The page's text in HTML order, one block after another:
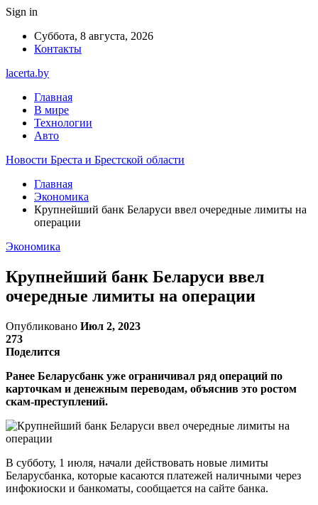
Sign in
Суббота, 8 августа, 2026
Контакты
lacerta.by
Главная
В мире
Технологии
Авто
Новости Бреста и Брестской области
Главная
Экономика
Крупнейший банк Беларуси ввел очередные лимиты на
операции
Экономика
Крупнейший банк Беларуси ввел
очередные лимиты на операции
Опубликовано Июл 2, 2023
273
Поделится
Ранее Беларусбанк уже ограничивал ряд операций по
карточкам и денежным переводам, объяснив это ростом
скам-преступлений.
В субботу, 1 июля, начали действовать новые лимиты
Беларусбанка, которые касаются платежей наличными через
инфокиоски и банкоматы, сообщается на сайте банка.